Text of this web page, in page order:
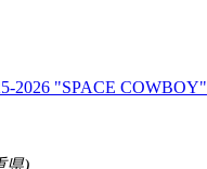
2026 "SPACE COWBOY"
県)